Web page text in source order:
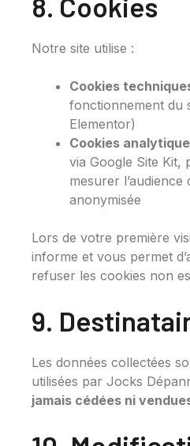
Notre site utilise :
Cookies
fonctionnement du
Elementor)
Cookies
via Google Site Kit,
mesurer l’audience
anonymisée
Lors de votre première
informe et vous permet
refuser les cookies non
9.
Les données collectées
utilisées par Jocks
jamais cédées ni